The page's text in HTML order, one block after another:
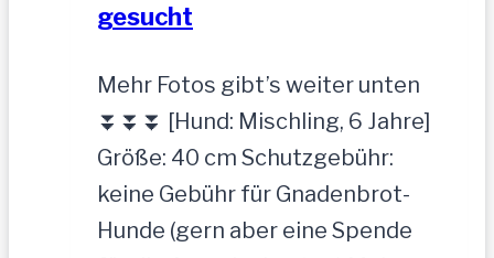
gesucht
Mehr Fotos gibt’s weiter unten
⏬⏬⏬ [Hund: Mischling, 6 Jahre]
Größe: 40 cm Schutzgebühr:
keine Gebühr für Gnadenbrot-
Hunde (gern aber eine Spende